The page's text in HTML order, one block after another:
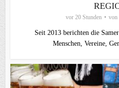
vor 20 Stunden von
Seit 2013 berichten die
Menschen, Vereine,